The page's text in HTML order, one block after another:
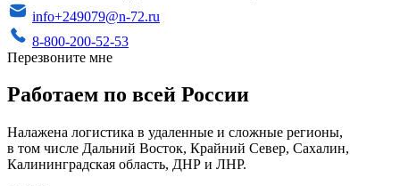
info+249079@n-72.ru
8-800-200-52-53
Перезвоните мне
Работаем по всей России
Налажена логистика в удаленные и сложные регионы,
в том числе Дальний Восток, Крайний Север, Сахалин,
Калининградская область, ДНР и ЛНР.